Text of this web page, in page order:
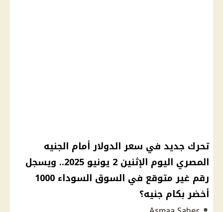
تحرك جديد في سعر الدولار أمام الجنيه
المصري اليوم الإثنين 2 يونيو 2025.. ويسجل
رقم غير متوقع في السوق السوداء 1000
أخضر بكام جنيه؟